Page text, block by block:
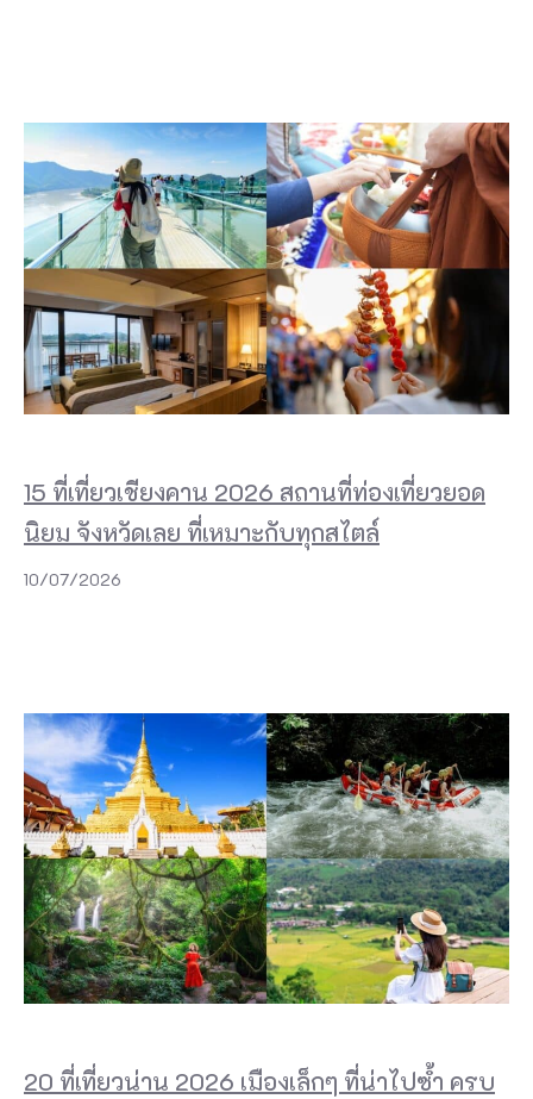
15 ที่เที่ยวเชียงคาน 2026 สถานที่ท่องเที่ยวยอด
นิยม จังหวัดเลย ที่เหมาะกับทุกสไตล์
10/07/2026
20 ที่เที่ยวน่าน 2026 เมืองเล็กๆ ที่น่าไปซ้ำ ครบ